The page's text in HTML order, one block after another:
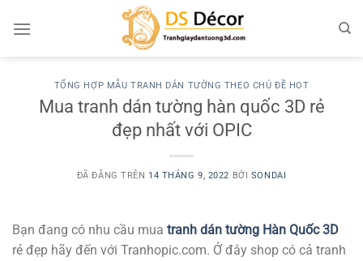
đến
TỔNG HỢP MẪU TRANH DÁN TƯỜNG THEO CHỦ ĐỀ HOT
Mua tranh dán tường hàn quốc 3D rẻ
đẹp nhất với OPIC
ĐÃ ĐĂNG TRÊN 14 THÁNG 9, 2022 BỞI SONDAI
Bạn đang có nhu cầu mua tranh dán tường Hàn Quốc 3D
rẻ đẹp hãy đến với Tranhopic.com. Ở đây shop có cả tranh